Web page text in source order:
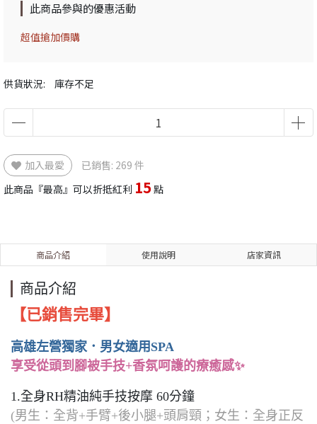
供貨狀況: 庫存不足
此商品參與的優惠活動
超值搶加價購
加入最愛
已銷售: 269 件
此商品『最高』可以折抵紅利 15點
商品介紹 使用說明 店家資訊
商品介紹
【已銷售完畢】
高雄左營獨家．男女適用SPA
享受從頭到腳被手技+香氛呵護的療癒感✨
1.全身RH精油純手技按摩 60分鐘
(男生：全背+手臂+後小腿+頭肩頸；女生：全身正反